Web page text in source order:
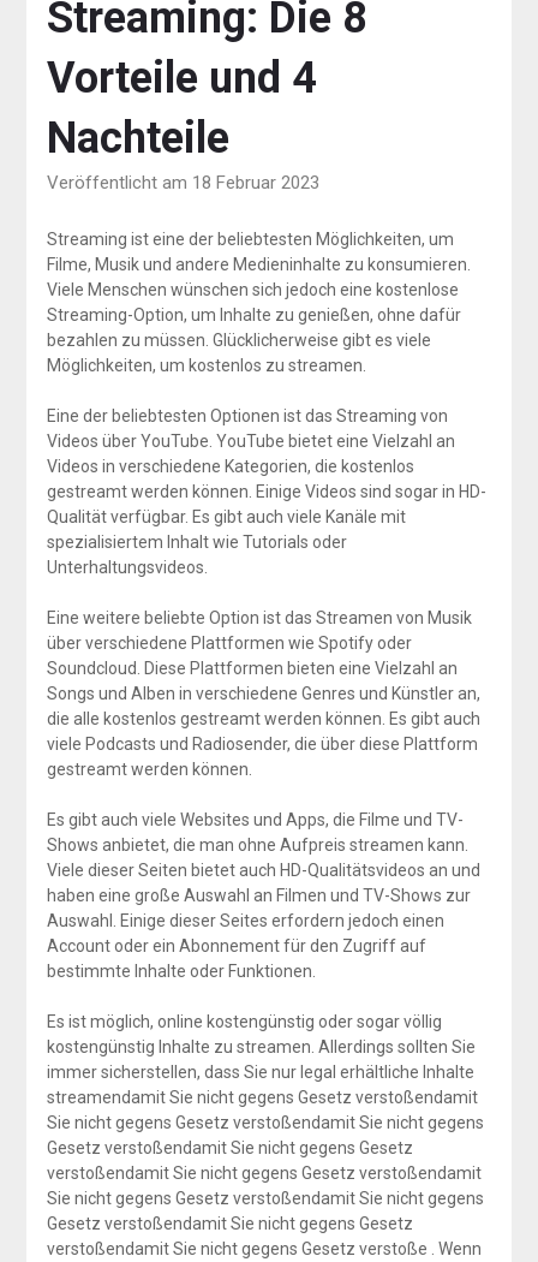
Streaming: Die 8
Vorteile und 4
Nachteile
Veröffentlicht am 18 Februar 2023
Streaming ist eine der beliebtesten Möglichkeiten, um
Filme, Musik und andere Medieninhalte zu konsumieren.
Viele Menschen wünschen sich jedoch eine kostenlose
Streaming-Option, um Inhalte zu genießen, ohne dafür
bezahlen zu müssen. Glücklicherweise gibt es viele
Möglichkeiten, um kostenlos zu streamen.
Eine der beliebtesten Optionen ist das Streaming von
Videos über YouTube. YouTube bietet eine Vielzahl an
Videos in verschiedene Kategorien, die kostenlos
gestreamt werden können. Einige Videos sind sogar in HD-
Qualität verfügbar. Es gibt auch viele Kanäle mit
spezialisiertem Inhalt wie Tutorials oder
Unterhaltungsvideos.
Eine weitere beliebte Option ist das Streamen von Musik
über verschiedene Plattformen wie Spotify oder
Soundcloud. Diese Plattformen bieten eine Vielzahl an
Songs und Alben in verschiedene Genres und Künstler an,
die alle kostenlos gestreamt werden können. Es gibt auch
viele Podcasts und Radiosender, die über diese Plattform
gestreamt werden können.
Es gibt auch viele Websites und Apps, die Filme und TV-
Shows anbietet, die man ohne Aufpreis streamen kann.
Viele dieser Seiten bietet auch HD-Qualitätsvideos an und
haben eine große Auswahl an Filmen und TV-Shows zur
Auswahl. Einige dieser Seites erfordern jedoch einen
Account oder ein Abonnement für den Zugriff auf
bestimmte Inhalte oder Funktionen.
Es ist möglich, online kostengünstig oder sogar völlig
kostengünstig Inhalte zu streamen. Allerdings sollten Sie
immer sicherstellen, dass Sie nur legal erhältliche Inhalte
streamendamit Sie nicht gegens Gesetz verstoßendamit
Sie nicht gegens Gesetz verstoßendamit Sie nicht gegens
Gesetz verstoßendamit Sie nicht gegens Gesetz
verstoßendamit Sie nicht gegens Gesetz verstoßendamit
Sie nicht gegens Gesetz verstoßendamit Sie nicht gegens
Gesetz verstoßendamit Sie nicht gegens Gesetz
verstoßendamit Sie nicht gegens Gesetz verstoße . Wenn